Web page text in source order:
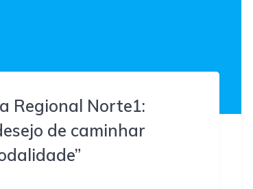
Regional Norte1:
de caminhar